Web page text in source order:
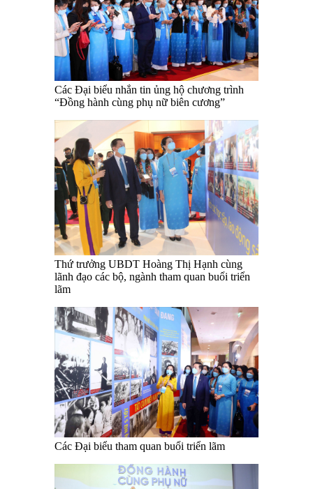
Các Đại biểu nhắn tin ủng hộ chương trình
“Đồng hành cùng phụ nữ biên cương”
Thứ trưởng UBDT Hoàng Thị Hạnh cùng
lãnh đạo các bộ, ngành tham quan buổi triển
lãm
Các Đại biểu tham quan buổi triển lãm